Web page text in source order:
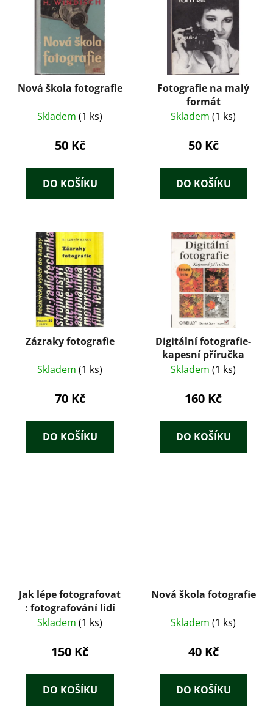
Nová škola fotografie
Skladem (1 ks)
50 Kč
DO KOŠÍKU
Fotografie na malý
formát
Skladem (1 ks)
50 Kč
DO KOŠÍKU
Zázraky fotografie
Skladem (1 ks)
70 Kč
DO KOŠÍKU
Digitální fotografie-
kapesní příručka
Skladem (1 ks)
160 Kč
DO KOŠÍKU
Jak lépe fotografovat
: fotografování lidí
Skladem (1 ks)
150 Kč
DO KOŠÍKU
Nová škola fotografie
Skladem (1 ks)
40 Kč
DO KOŠÍKU